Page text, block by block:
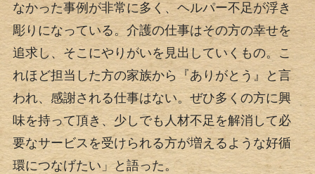
なかった事例が非常に多く、ヘルパー不足が浮き
彫りになっている。介護の仕事はその方の幸せを
追求し、そこにやりがいを見出していくもの。こ
れほど担当した方の家族から『ありがとう』と言
われ、感謝される仕事はない。ぜひ多くの方に興
味を持って頂き、少しでも人材不足を解消して必
要なサービスを受けられる方が増えるような好循
環につなげたい」と語った。